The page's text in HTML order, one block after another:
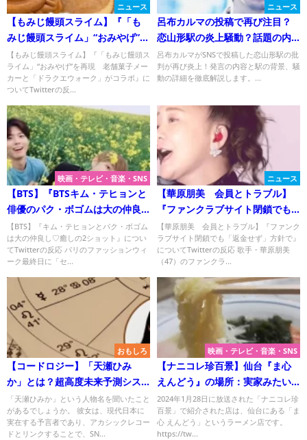
ニュース
【もみじ饅頭スライム】『「も
みじ饅頭スライム」“おみやげ”を
再現 老舗菓子メーカーと「ド
ラクエウォーク」がコラボ』に
ついてTwitterの反応
【もみじ饅頭スライム】『「もみじ饅頭ス
ライム」“おみやげ”を再現 老舗菓子メー
カーと「ドラクエウォーク」がコラボ』に
ついてTwitterの反...
ニュース
呂布カルマの投稿で再び注目？
恋山形駅の炎上騒動？話題の内
容と駅を徹底解説！
呂布カルマがSNSで投稿した恋山形駅の批
判が再び炎上！発言の内容と駅の背景、騒
動の詳細を徹底解説します。...
映画・テレビ・音楽・SNS
【BTS】『BTSキム・テヒョンと
俳優のパク・ボゴムは大の仲良
し♡癒しの2ショット』について
【BTS】『キム・テヒョンとパク・ボゴム
は大の仲良し♡癒しの2ショット』につい
てTwitterの反応 パリのファッションウィ
ーク最終日に「セ...
ニュース
【華原朋美 会員とトラブル】
『ファンクラブサイト閉鎖でも
「返金せず」方針で』について
Twitterの反応
【華原朋美 会員とトラブル】『ファンク
ラブサイト閉鎖でも「返金せず」方針で』
についてTwitterの反応 歌手・華原朋美
（47）のファンクラ...
おもしろ
【コードロジー】「天瀬ひみ
か」とは？超高度未来予測シス
テムを使う予言者！
「天瀬ひみか」という人物名を聞いたこと
があるでしょうか。 彼女は、現代日本に
実在する予言者であり、アカシックレコー
ドとリンクすることで、SN...
映画・テレビ・音楽・SNS
【ナニコレ珍百景】仙台『ま心
えんどう』の場所：実家みたい
なラーメン店！
2024年1月28日に放送された「ナニコレ珍
百景」で紹介された店は、仙台にある「ま
心 えんどう」というラーメン店です。
https://tw...